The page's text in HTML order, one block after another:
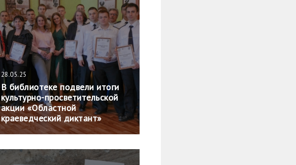
28.05.25
В библиотеке подвели итоги
культурно-просветительской
акции «Областной
краеведческий диктант»